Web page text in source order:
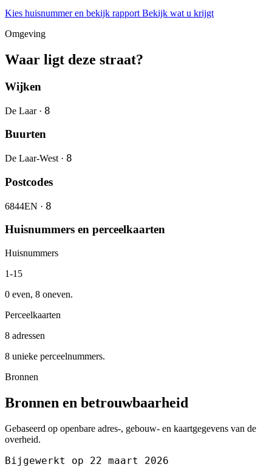
Kies huisnummer en bekijk rapport Bekijk wat u krijgt
Omgeving
Waar ligt deze straat?
Wijken
De Laar · 8
Buurten
De Laar-West · 8
Postcodes
6844EN · 8
Huisnummers en perceelkaarten
Huisnummers
1-15
0 even, 8 oneven.
Perceelkaarten
8 adressen
8 unieke perceelnummers.
Bronnen
Bronnen en betrouwbaarheid
Gebaseerd op openbare adres-, gebouw- en kaartgegevens van de
overheid.
Bijgewerkt op 22 maart 2026